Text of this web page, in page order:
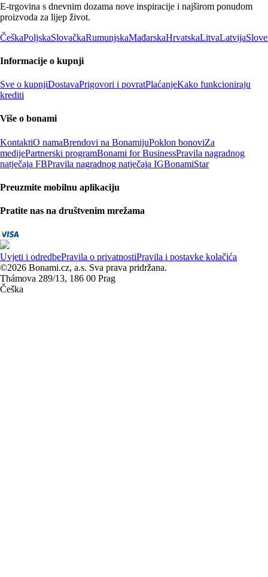
E-trgovina s dnevnim dozama nove inspiracije i najširom ponudom
proizvoda za lijep život.
ČeškaPoljskaSlovačkaRumunjskaMađarskaHrvatskaLitvaLatvija
Informacije o kupnji
Sve o kupnjiDostavaPrigovori i povratPlaćanjeKako funkcioniraju
krediti
Više o bonami
KontaktiO namaBrendovi na BonamijuPoklon bonoviZa
medijePartnerski programBonami for BusinessPravila nagradnog
natječaja FBPravila nagradnog natječaja IGBonamiStar
Preuzmite mobilnu aplikaciju
Pratite nas na društvenim mrežama
Uvjeti i odredbePravila o privatnostiPravila i postavke kolačića
©2026 Bonami.cz, a.s. Sva prava pridržana.
Thámova 289/13, 186 00 Prag
Češka